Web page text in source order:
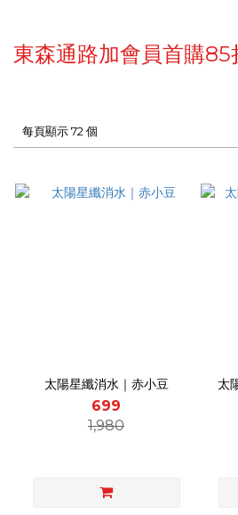
東森通路加會員首購85
每頁顯示 72 個
太陽星纖消水｜赤小豆
699
1,980
太